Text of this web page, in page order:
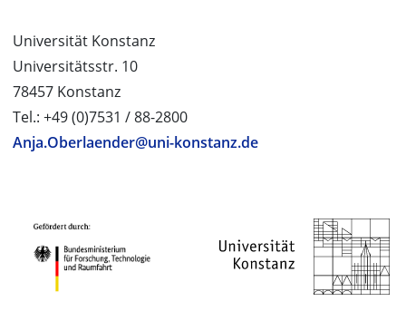
Universität Konstanz
Universitätsstr. 10
78457 Konstanz
Tel.: +49 (0)7531 / 88-2800
Anja.Oberlaender@uni-konstanz.de